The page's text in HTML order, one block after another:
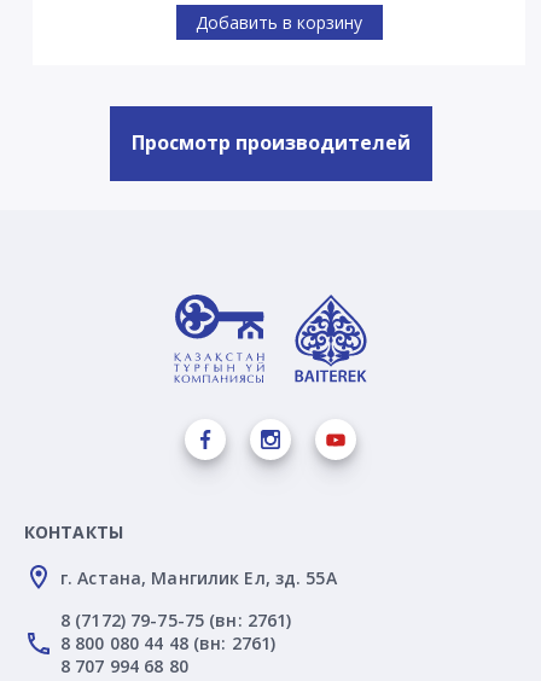
Добавить в корзину
Просмотр производителей
КОНТАКТЫ
г. Астана, Мангилик Ел, зд. 55А
8 (7172) 79-75-75 (вн: 2761)
8 800 080 44 48 (вн: 2761)
8 707 994 68 80